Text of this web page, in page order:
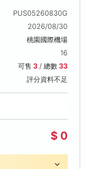
PUS05260830G
2026/08/30
桃園國際機場
16
可售 3/ 總數33
評分資料不足
$ 0